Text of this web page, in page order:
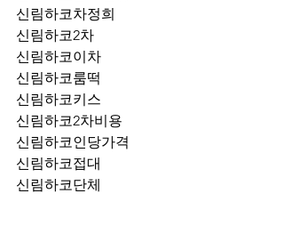
신림하코차정희
신림하코2차
신림하코이차
신림하코룸떡
신림하코키스
신림하코2차비용
신림하코인당가격
신림하코접대
신림하코단체